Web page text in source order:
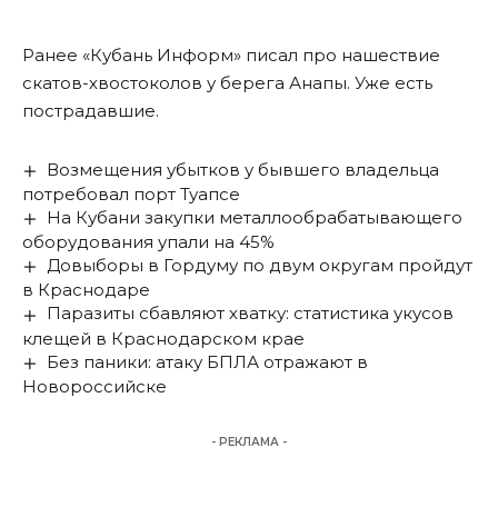
Ранее «Кубань Информ» писал про нашествие
скатов-хвостоколов у берега Анапы. Уже есть
пострадавшие.
Возмещения убытков у бывшего владельца
потребовал порт Туапсе
На Кубани закупки металлообрабатывающего
оборудования упали на 45%
Довыборы в Гордуму по двум округам пройдут
в Краснодаре
Паразиты сбавляют хватку: статистика укусов
клещей в Краснодарском крае
Без паники: атаку БПЛА отражают в
Новороссийске
- РЕКЛАМА -